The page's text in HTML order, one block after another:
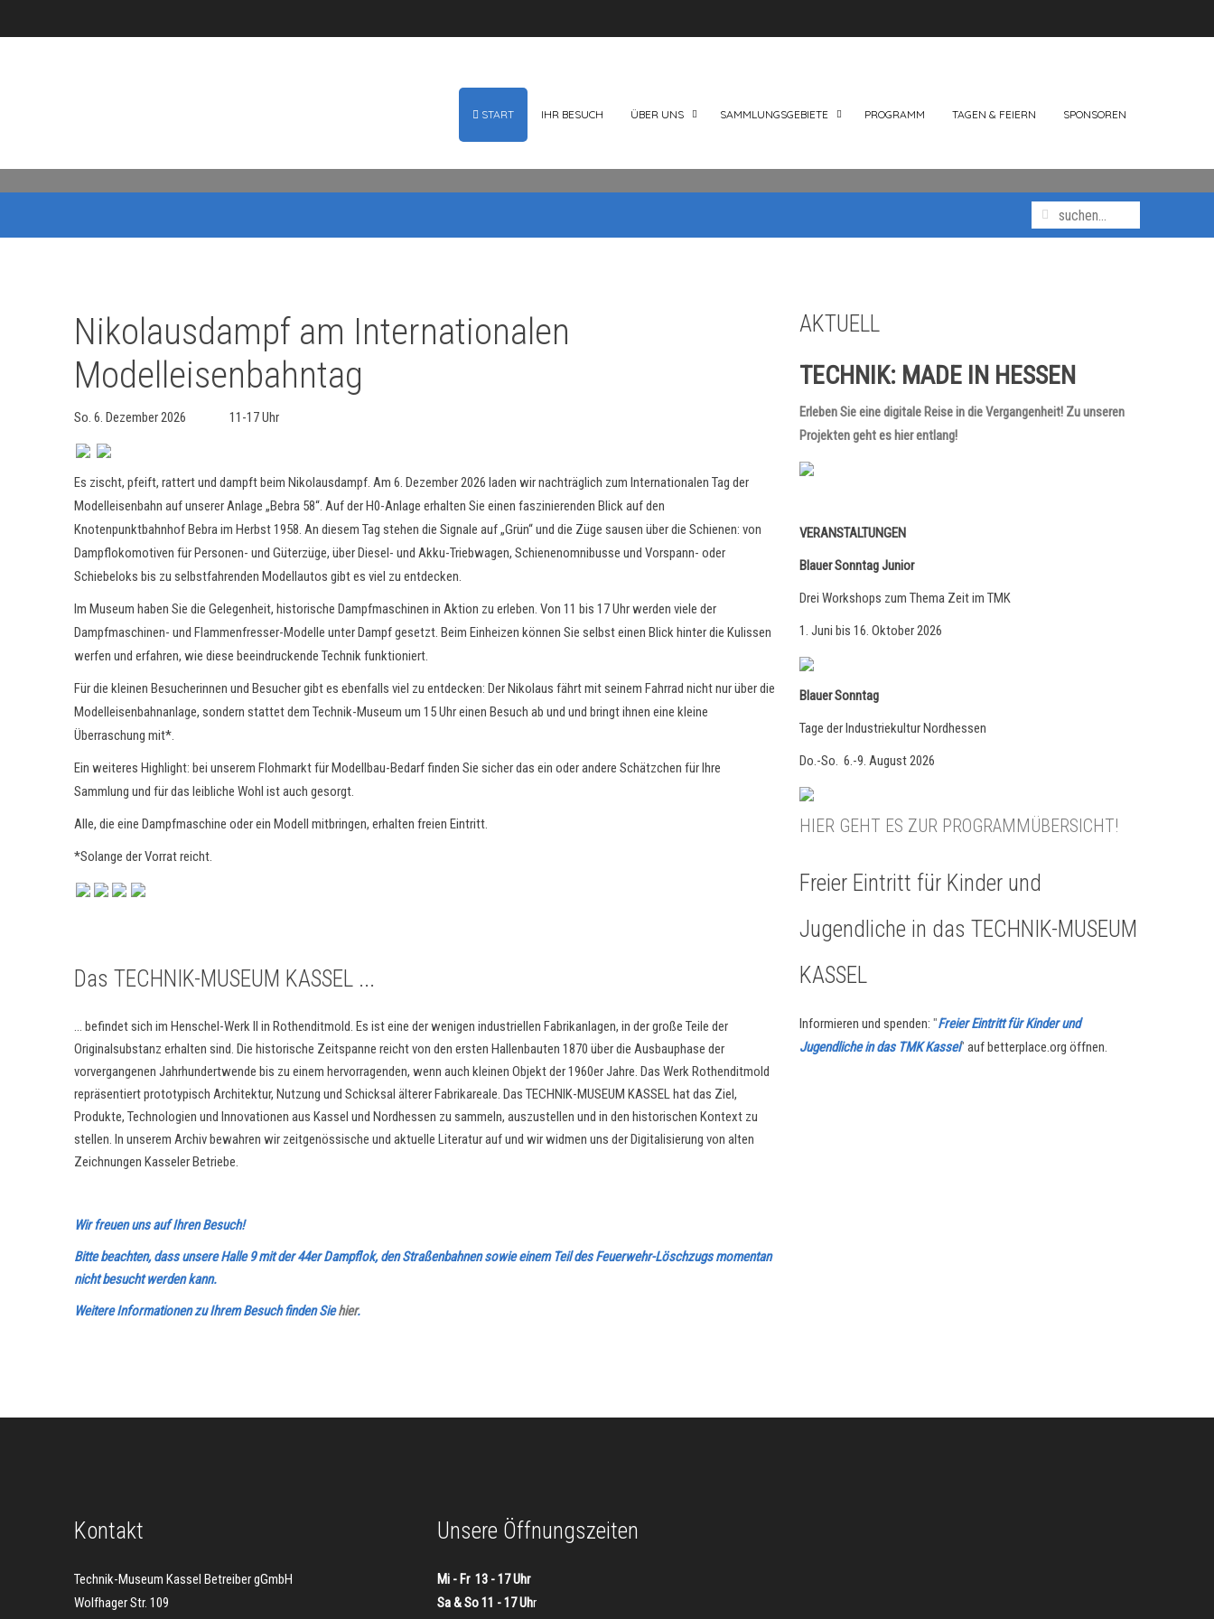
START IHR BESUCH ÜBER UNS SAMMLUNGSGEBIETE PROGRAMM TAGEN & FEIERN SPONSOREN
Nikolausdampf am Internationalen
Modelleisenbahntag
So. 6. Dezember 2026 11-17 Uhr
Es zischt, pfeift, rattert und dampft beim Nikolausdampf. Am 6. Dezember 2026 laden wir nachträglich zum Internationalen Tag der
Modelleisenbahn auf unserer Anlage „Bebra 58“. Auf der H0-Anlage erhalten Sie einen faszinierenden Blick auf den
Knotenpunktbahnhof Bebra im Herbst 1958. An diesem Tag stehen die Signale auf „Grün“ und die Züge sausen über die Schienen: von
Dampflokomotiven für Personen- und Güterzüge, über Diesel- und Akku-Triebwagen, Schienenomnibusse und Vorspann- oder
Schiebeloks bis zu selbstfahrenden Modellautos gibt es viel zu entdecken.
Im Museum haben Sie die Gelegenheit, historische Dampfmaschinen in Aktion zu erleben. Von 11 bis 17 Uhr werden viele der
Dampfmaschinen- und Flammenfresser-Modelle unter Dampf gesetzt. Beim Einheizen können Sie selbst einen Blick hinter die Kulissen
werfen und erfahren, wie diese beeindruckende Technik funktioniert.
Für die kleinen Besucherinnen und Besucher gibt es ebenfalls viel zu entdecken: Der Nikolaus fährt mit seinem Fahrrad nicht nur über die
Modelleisenbahnanlage, sondern stattet dem Technik-Museum um 15 Uhr einen Besuch ab und und bringt ihnen eine kleine
Überraschung mit*.
Ein weiteres Highlight: bei unserem Flohmarkt für Modellbau-Bedarf finden Sie sicher das ein oder andere Schätzchen für Ihre
Sammlung und für das leibliche Wohl ist auch gesorgt.
Alle, die eine Dampfmaschine oder ein Modell mitbringen, erhalten freien Eintritt.
*Solange der Vorrat reicht.
Das TECHNIK-MUSEUM KASSEL ...
... befindet sich im Henschel-Werk II in Rothenditmold. Es ist eine der wenigen industriellen Fabrikanlagen, in der große Teile der
Originalsubstanz erhalten sind. Die historische Zeitspanne reicht von den ersten Hallenbauten 1870 über die Ausbauphase der
vorvergangenen Jahrhundertwende bis zu einem hervorragenden, wenn auch kleinen Objekt der 1960er Jahre. Das Werk Rothenditmold
repräsentiert prototypisch Architektur, Nutzung und Schicksal älterer Fabrikareale. Das TECHNIK-MUSEUM KASSEL hat das Ziel,
Produkte, Technologien und Innovationen aus Kassel und Nordhessen zu sammeln, auszustellen und in den historischen Kontext zu
stellen. In unserem Archiv bewahren wir zeitgenössische und aktuelle Literatur auf und wir widmen uns der Digitalisierung von alten
Zeichnungen Kasseler Betriebe.
Wir freuen uns auf Ihren Besuch!
Bitte beachten, dass unsere Halle 9 mit der 44er Dampflok, den Straßenbahnen sowie einem Teil des Feuerwehr-Löschzugs momentan
nicht besucht werden kann.
Weitere Informationen zu Ihrem Besuch finden Siehier.
AKTUELL
TECHNIK: MADE IN HESSEN
Erleben Sie eine digitale Reise in die Vergangenheit! Zu unseren
Projekten geht es hier entlang!
VERANSTALTUNGEN
Blauer Sonntag Junior
Drei Workshops zum Thema Zeit im TMK
1. Juni bis 16. Oktober 2026
Blauer Sonntag
Tage der Industriekultur Nordhessen
Do.-So. 6.-9. August 2026
HIER GEHT ES ZUR PROGRAMMÜBERSICHT!
Freier Eintritt für Kinder und
Jugendliche in das TECHNIK-MUSEUM
KASSEL
Informieren und spenden:"Freier Eintritt für Kinder und
Jugendliche in das TMK Kassel" auf betterplace.org öffnen.
Kontakt
Technik-Museum Kassel Betreiber gGmbH
Wolfhager Str. 109
Unsere Öffnungszeiten
Mi - Fr 13 - 17 Uhr
Sa & So 11 - 17 Uhr